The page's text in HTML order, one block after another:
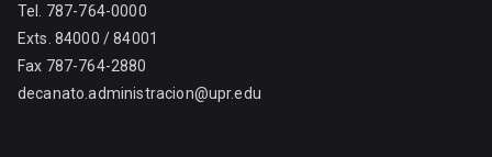
Tel. 787-764-0000
Exts. 84000 / 84001
Fax 787-764-2880
decanato.administracion@upr.edu